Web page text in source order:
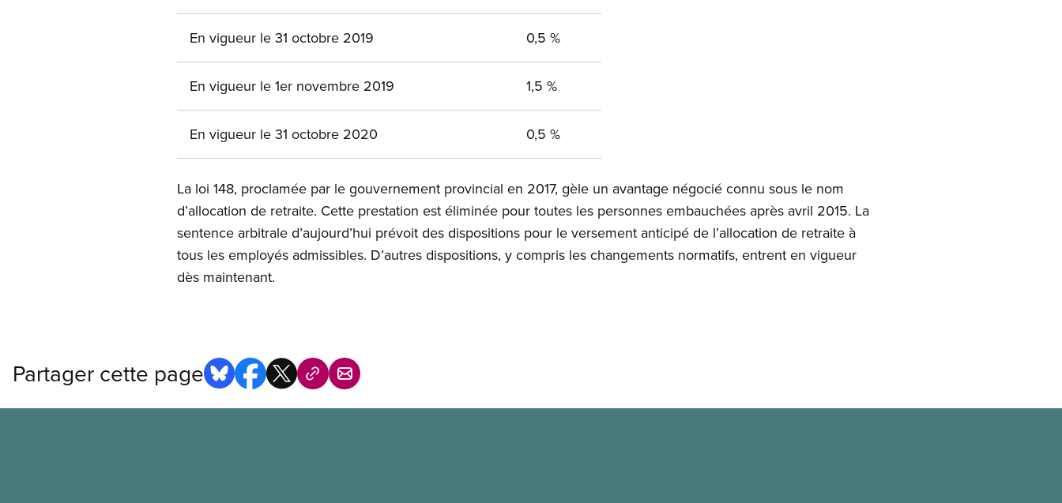
En vigueur le 31 octobre 2019 0,5 %
En vigueur le 1er novembre 2019 1,5 %
En vigueur le 31 octobre 2020 0,5 %
La loi 148, proclamée par le gouvernement provincial en 2017, gèle un avantage négocié connu sous le nom
d’allocation de retraite. Cette prestation est éliminée pour toutes les personnes embauchées après avril 2015. La
sentence arbitrale d’aujourd’hui prévoit des dispositions pour le versement anticipé de l’allocation de retraite à
tous les employés admissibles. D’autres dispositions, y compris les changements normatifs, entrent en vigueur
dès maintenant.
Partager cette page